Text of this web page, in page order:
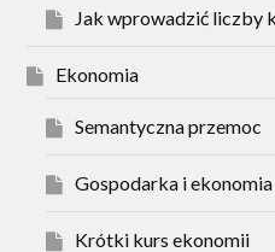
Jak wprowadzić liczby
Ekonomia
Semantyczna przemoc
Gospodarka i ekonomia
Krótki kurs ekonomii